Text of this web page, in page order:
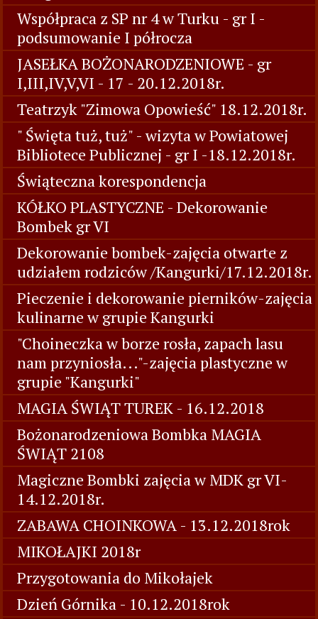
Współpraca z SP nr 4 w Turku - gr I -
podsumowanie I półrocza
JASEŁKA BOŻONARODZENIOWE - gr
I,III,IV,V,VI - 17 - 20.12.2018r.
Teatrzyk "Zimowa Opowieść" 18.12.2018r.
" Święta tuż, tuż" - wizyta w Powiatowej
Bibliotece Publicznej - gr I -18.12.2018r.
Świąteczna korespondencja
KÓŁKO PLASTYCZNE - Dekorowanie
Bombek gr VI
Dekorowanie bombek-zajęcia otwarte z
udziałem rodziców /Kangurki/17.12.2018r.
Pieczenie i dekorowanie pierników-zajęcia
kulinarne w grupie Kangurki
"Choineczka w borze rosła, zapach lasu
nam przyniosła..."-zajęcia plastyczne w
grupie "Kangurki"
MAGIA ŚWIĄT TUREK - 16.12.2018
Bożonarodzeniowa Bombka MAGIA
ŚWIĄT 2108
Magiczne Bombki zajęcia w MDK gr VI-
14.12.2018r.
ZABAWA CHOINKOWA - 13.12.2018rok
MIKOŁAJKI 2018r
Przygotowania do Mikołajek
Dzień Górnika - 10.12.2018rok